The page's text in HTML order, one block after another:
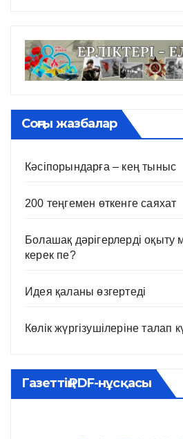
Соңғы жазбалар
Кәсіпорындарға – кең тыныс
200 теңгемен өткенге саяхат
Болашақ дәрігерлерді оқыту
керек пе?
Идея қаланы өзгертеді
Көлік жүргізушілеріне талап
Газеттің PDF-нұсқасы